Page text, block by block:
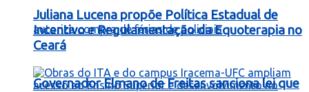
Governador Elmano de Freitas sanciona lei que
Juliana Lucena propõe Política Estadual de
Incentivo e Regulamentação da Equoterapia no
Ceará